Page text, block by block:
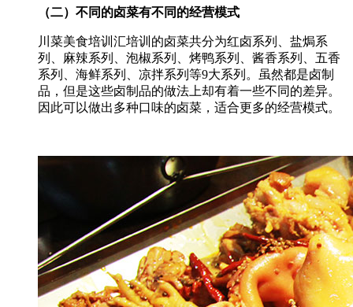
（二）不同的卤菜有不同的经营模式
川菜美食培训汇培训的卤菜共分为红卤系列、盐焗系
列、麻辣系列、泡椒系列、烤鸭系列、酱香系列、五香
系列、海鲜系列、凉拌系列等9大系列。虽然都是卤制
品，但是这些卤制品的做法上却有着一些不同的差异。
因此可以做出多种口味的卤菜，适合更多的经营模式。